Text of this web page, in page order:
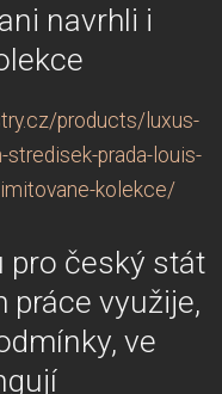
navrhli i
products/luxus-
prada-louis-
kolekce/
pro český stát
práce využije,
ve